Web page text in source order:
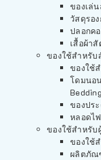
ของเล่
วัสดุรอ
ปลอกค
เสื้อผ้า
ของใช้สำหรับ
ของใช้
โดมนอ
Bedding
ของปร
หลอดไ
ของใช้สำหรับ
ของใช้
ผลิตภัณ